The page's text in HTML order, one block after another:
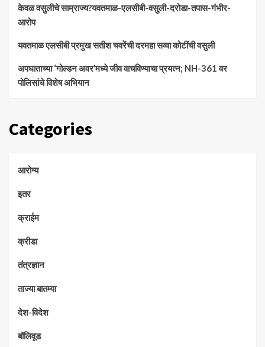
केवळ वसुलीचे साम्राज्य?यवतमाळ-एलसीबी-वसुली-दरोडा-तपास-गंभीर-
आरोप
यवतमाळ एलसीबी प्रमुख सतीश चवरेंची दरमहा सव्वा कोटींची वसुली
अपघाताच्या ‘गोल्डन अवर’मध्ये जीव वाचविण्याचा प्रयत्न; NH-361 वर
पोलिसांचे विशेष अभियान
Categories
आरोग्य
इतर
क्राईम
क्रीडा
तंत्रज्ञान
ताज्या बातम्या
देश-विदेश
बॉलिवूड